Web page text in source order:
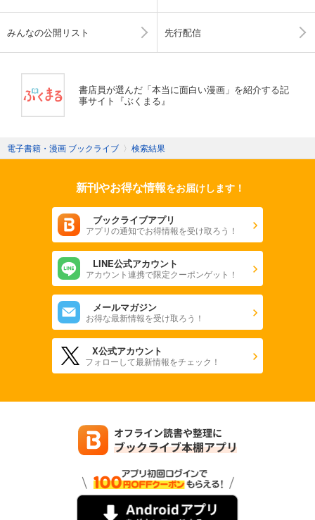
みんなの公開リスト 先行配信
書店員が選んだ「本当に面白い漫画」を紹介する記
事サイト『ぶくまる』
電子書籍・漫画 ブックライブ 〉 検索結果
新刊やお得な情報をお届けします！
ブックライブアプリ
アプリの通知でお得情報を受け取ろう！
LINE公式アカウント
アカウント連携で限定クーポンゲット！
メールマガジン
お得な最新情報を受け取ろう！
X公式アカウント
フォローして最新情報をチェック！